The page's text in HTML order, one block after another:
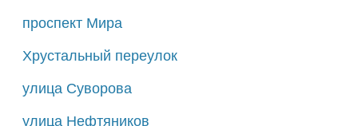
проспект Мира
Хрустальный переулок
улица Суворова
улица Нефтяников